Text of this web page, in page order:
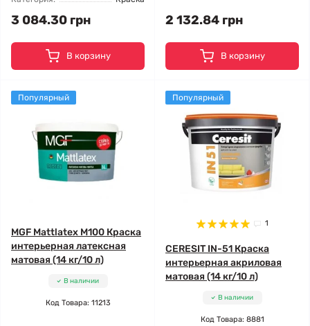
3 084.30 грн
В корзину
2 132.84 грн
В корзину
Популярный
MGF Mattlatex М100 Краска
интерьерная латексная
матовая (14 кг/10 л)
В наличии
Код Товара: 11213
Популярный
1
CERESIT IN-51 Краска
интерьерная акриловая
матовая (14 кг/10 л)
В наличии
Код Товара: 8881